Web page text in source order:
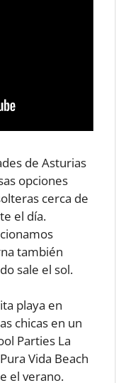
de Asturias
opciones
cerca de
el día.
también
sale el sol.
playa en
chicas en un
Parties La
Vida Beach
el verano.